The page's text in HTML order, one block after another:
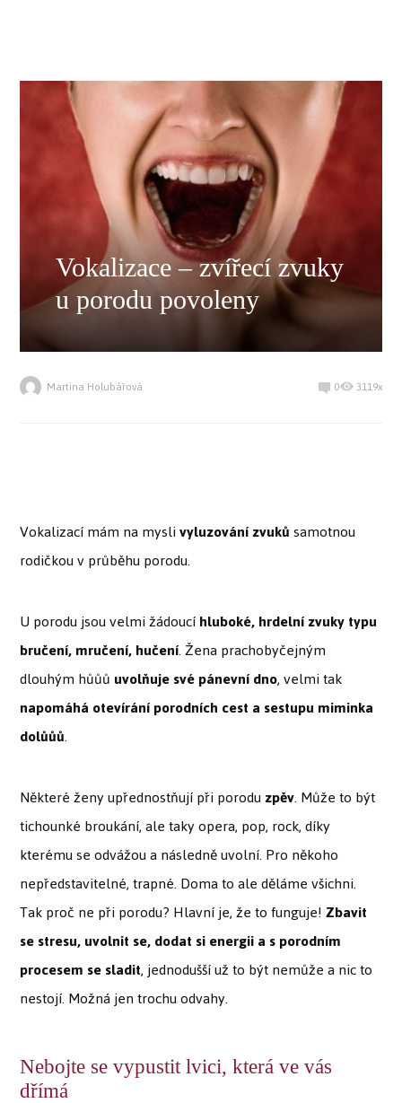
Vokalizace – zvířecí zvuky
u porodu povoleny
Martina Holubářová 0 3119x
Vokalizací mám na myslivyluzování zvukůsamotnou
rodičkou v průběhu porodu.
U porodu jsou velmi žádoucíhluboké, hrdelní zvuky typu
bručení, mručení, hučení. Žena prachobyčejným
dlouhým hůůůuvolňuje své pánevní dno, velmi tak
napomáhá otevírání porodních cest a sestupu miminka
dolůůů.
Některé ženy upřednostňují při poroduzpěv. Může to být
tichounké broukání, ale taky opera, pop, rock, díky
kterému se odvážou a následně uvolní. Pro někoho
nepředstavitelné, trapné. Doma to ale děláme všichni.
Tak proč ne při porodu? Hlavní je, že to funguje!Zbavit
se stresu, uvolnit se, dodat si energii a s porodním
procesem se sladit, jednodušší už to být nemůže a nic to
nestojí. Možná jen trochu odvahy.
Nebojte se vypustit lvici, která ve vás
dřímá